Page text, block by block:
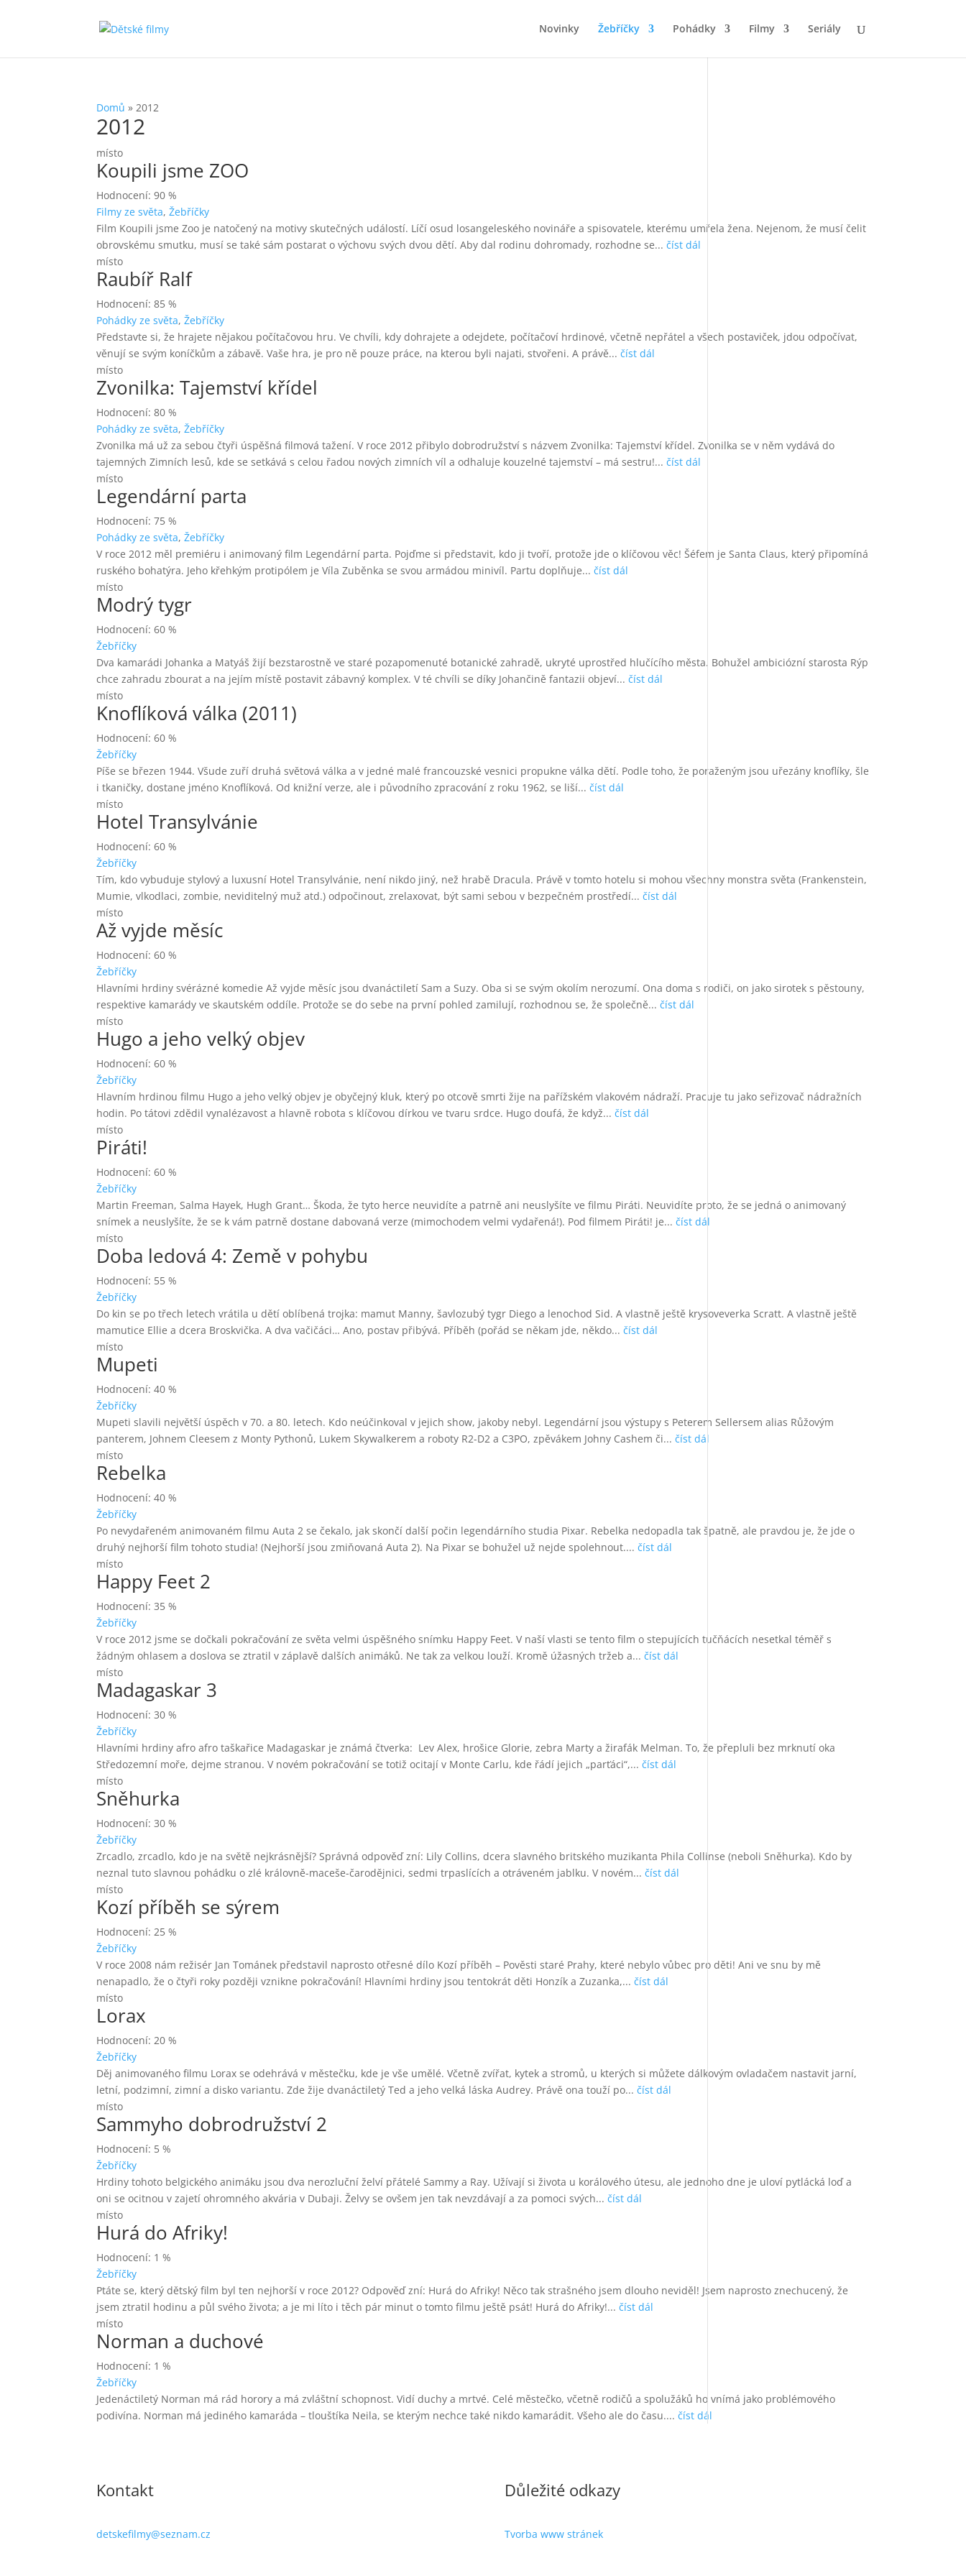
Novinky Žebříčky Pohádky Filmy Seriály
Domů »2012
2012
místo
Koupili jsme ZOO
Hodnocení: 90 %
Filmy ze světa,Žebříčky
Film Koupili jsme Zoo je natočený na motivy skutečných událostí. Líčí osud losangeleského novináře a spisovatele, kterému umřela žena. Nejenom, že musí čelit
obrovskému smutku, musí se také sám postarat o výchovu svých dvou dětí. Aby dal rodinu dohromady, rozhodne se...číst dál
místo
Raubíř Ralf
Hodnocení: 85 %
Pohádky ze světa,Žebříčky
Představte si, že hrajete nějakou počítačovou hru. Ve chvíli, kdy dohrajete a odejdete, počítačoví hrdinové, včetně nepřátel a všech postaviček, jdou odpočívat,
věnují se svým koníčkům a zábavě. Vaše hra, je pro ně pouze práce, na kterou byli najati, stvořeni. A právě...číst dál
místo
Zvonilka: Tajemství křídel
Hodnocení: 80 %
Pohádky ze světa,Žebříčky
Zvonilka má už za sebou čtyři úspěšná filmová tažení. V roce 2012 přibylo dobrodružství s názvem Zvonilka: Tajemství křídel. Zvonilka se v něm vydává do
tajemných Zimních lesů, kde se setkává s celou řadou nových zimních víl a odhaluje kouzelné tajemství – má sestru!...číst dál
místo
Legendární parta
Hodnocení: 75 %
Pohádky ze světa,Žebříčky
V roce 2012 měl premiéru i animovaný film Legendární parta. Pojďme si představit, kdo ji tvoří, protože jde o klíčovou věc! Šéfem je Santa Claus, který připomíná
ruského bohatýra. Jeho křehkým protipólem je Víla Zuběnka se svou armádou minivíl. Partu doplňuje...číst dál
místo
Modrý tygr
Hodnocení: 60 %
Žebříčky
Dva kamarádi Johanka a Matyáš žijí bezstarostně ve staré pozapomenuté botanické zahradě, ukryté uprostřed hlučícího města. Bohužel ambiciózní starosta Rýp
chce zahradu zbourat a na jejím místě postavit zábavný komplex. V té chvíli se díky Johančině fantazii objeví...číst dál
místo
Knoflíková válka (2011)
Hodnocení: 60 %
Žebříčky
Píše se březen 1944. Všude zuří druhá světová válka a v jedné malé francouzské vesnici propukne válka dětí. Podle toho, že poraženým jsou uřezány knoflíky, šle
i tkaničky, dostane jméno Knoflíková. Od knižní verze, ale i původního zpracování z roku 1962, se liší...číst dál
místo
Hotel Transylvánie
Hodnocení: 60 %
Žebříčky
Tím, kdo vybuduje stylový a luxusní Hotel Transylvánie, není nikdo jiný, než hrabě Dracula. Právě v tomto hotelu si mohou všechny monstra světa (Frankenstein,
Mumie, vlkodlaci, zombie, neviditelný muž atd.) odpočinout, zrelaxovat, být sami sebou v bezpečném prostředí...číst dál
místo
Až vyjde měsíc
Hodnocení: 60 %
Žebříčky
Hlavními hrdiny svérázné komedie Až vyjde měsíc jsou dvanáctiletí Sam a Suzy. Oba si se svým okolím nerozumí. Ona doma s rodiči, on jako sirotek s pěstouny,
respektive kamarády ve skautském oddíle. Protože se do sebe na první pohled zamilují, rozhodnou se, že společně...číst dál
místo
Hugo a jeho velký objev
Hodnocení: 60 %
Žebříčky
Hlavním hrdinou filmu Hugo a jeho velký objev je obyčejný kluk, který po otcově smrti žije na pařížském vlakovém nádraží. Pracuje tu jako seřizovač nádražních
hodin. Po tátovi zdědil vynalézavost a hlavně robota s klíčovou dírkou ve tvaru srdce. Hugo doufá, že když...číst dál
místo
Piráti!
Hodnocení: 60 %
Žebříčky
Martin Freeman, Salma Hayek, Hugh Grant… Škoda, že tyto herce neuvidíte a patrně ani neuslyšíte ve filmu Piráti. Neuvidíte proto, že se jedná o animovaný
snímek a neuslyšíte, že se k vám patrně dostane dabovaná verze (mimochodem velmi vydařená!). Pod filmem Piráti! je...číst dál
místo
Doba ledová 4: Země v pohybu
Hodnocení: 55 %
Žebříčky
Do kin se po třech letech vrátila u dětí oblíbená trojka: mamut Manny, šavlozubý tygr Diego a lenochod Sid. A vlastně ještě krysoveverka Scratt. A vlastně ještě
mamutice Ellie a dcera Broskvička. A dva vačičáci… Ano, postav přibývá. Příběh (pořád se někam jde, někdo...číst dál
místo
Mupeti
Hodnocení: 40 %
Žebříčky
Mupeti slavili největší úspěch v 70. a 80. letech. Kdo neúčinkoval v jejich show, jakoby nebyl. Legendární jsou výstupy s Peterem Sellersem alias Růžovým
panterem, Johnem Cleesem z Monty Pythonů, Lukem Skywalkerem a roboty R2-D2 a C3PO, zpěvákem Johny Cashem či...číst dál
místo
Rebelka
Hodnocení: 40 %
Žebříčky
Po nevydařeném animovaném filmu Auta 2 se čekalo, jak skončí další počin legendárního studia Pixar. Rebelka nedopadla tak špatně, ale pravdou je, že jde o
druhý nejhorší film tohoto studia! (Nejhorší jsou zmiňovaná Auta 2). Na Pixar se bohužel už nejde spolehnout....číst dál
místo
Happy Feet 2
Hodnocení: 35 %
Žebříčky
V roce 2012 jsme se dočkali pokračování ze světa velmi úspěšného snímku Happy Feet. V naší vlasti se tento film o stepujících tučňácích nesetkal téměř s
žádným ohlasem a doslova se ztratil v záplavě dalších animáků. Ne tak za velkou louží. Kromě úžasných tržeb a...číst dál
místo
Madagaskar 3
Hodnocení: 30 %
Žebříčky
Hlavními hrdiny afro afro taškařice Madagaskar je známá čtverka: Lev Alex, hrošice Glorie, zebra Marty a žirafák Melman. To, že přepluli bez mrknutí oka
Středozemní moře, dejme stranou. V novém pokračování se totiž ocitají v Monte Carlu, kde řádí jejich „parťáci“,...číst dál
místo
Sněhurka
Hodnocení: 30 %
Žebříčky
Zrcadlo, zrcadlo, kdo je na světě nejkrásnější? Správná odpověď zní: Lily Collins, dcera slavného britského muzikanta Phila Collinse (neboli Sněhurka). Kdo by
neznal tuto slavnou pohádku o zlé královně-maceše-čarodějnici, sedmi trpaslících a otráveném jablku. V novém...číst dál
místo
Kozí příběh se sýrem
Hodnocení: 25 %
Žebříčky
V roce 2008 nám režisér Jan Tománek představil naprosto otřesné dílo Kozí příběh – Pověsti staré Prahy, které nebylo vůbec pro děti! Ani ve snu by mě
nenapadlo, že o čtyři roky později vznikne pokračování! Hlavními hrdiny jsou tentokrát děti Honzík a Zuzanka,...číst dál
místo
Lorax
Hodnocení: 20 %
Žebříčky
Děj animovaného filmu Lorax se odehrává v městečku, kde je vše umělé. Včetně zvířat, kytek a stromů, u kterých si můžete dálkovým ovladačem nastavit jarní,
letní, podzimní, zimní a disko variantu. Zde žije dvanáctiletý Ted a jeho velká láska Audrey. Právě ona touží po...číst dál
místo
Sammyho dobrodružství 2
Hodnocení: 5 %
Žebříčky
Hrdiny tohoto belgického animáku jsou dva nerozluční želví přátelé Sammy a Ray. Užívají si života u korálového útesu, ale jednoho dne je uloví pytlácká loď a
oni se ocitnou v zajetí ohromného akvária v Dubaji. Želvy se ovšem jen tak nevzdávají a za pomoci svých...číst dál
místo
Hurá do Afriky!
Hodnocení: 1 %
Žebříčky
Ptáte se, který dětský film byl ten nejhorší v roce 2012? Odpověď zní: Hurá do Afriky! Něco tak strašného jsem dlouho neviděl! Jsem naprosto znechucený, že
jsem ztratil hodinu a půl svého života; a je mi líto i těch pár minut o tomto filmu ještě psát! Hurá do Afriky!...číst dál
místo
Norman a duchové
Hodnocení: 1 %
Žebříčky
Jedenáctiletý Norman má rád horory a má zvláštní schopnost. Vidí duchy a mrtvé. Celé městečko, včetně rodičů a spolužáků ho vnímá jako problémového
podivína. Norman má jediného kamaráda – tlouštíka Neila, se kterým nechce také nikdo kamarádit. Všeho ale do času....číst dál
Kontakt
detskefilmy@seznam.cz
Důležité odkazy
Tvorba www stránek